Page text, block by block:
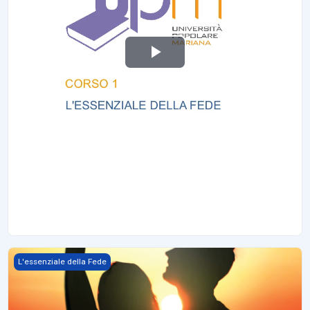
V
i
b
s
Collegarsi
L'essenziale della Fede